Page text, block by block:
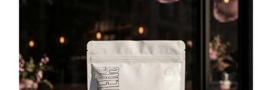
Будь ласка, зачекайте щонайменше 10 хвилин, перш ніж
Акаунт створено
Для завершення реєстрації, перейдіть за посиланням у листі,
який було надіслано Вам на пошту!